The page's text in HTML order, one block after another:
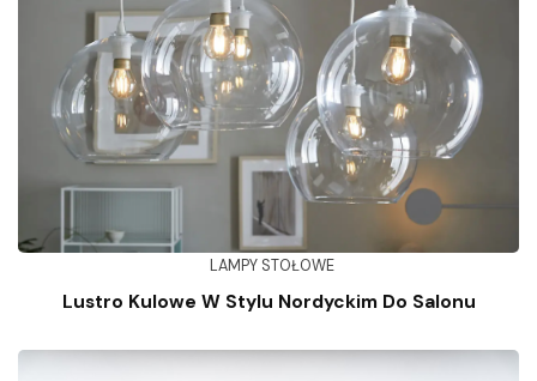
LAMPY STOŁOWE
Lustro Kulowe W Stylu Nordyckim Do Salonu